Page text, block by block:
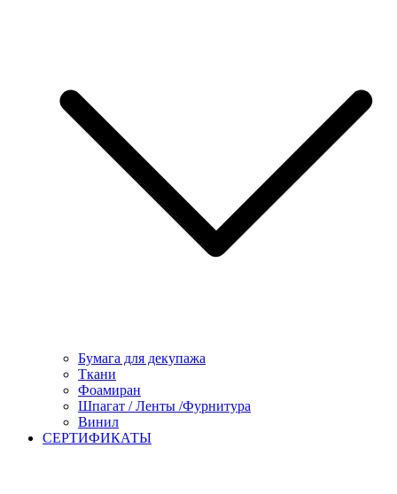
Бумага для декупажа
Ткани
Фоамиран
Шпагат / Ленты /Фурнитура
Винил
СЕРТИФИКАТЫ